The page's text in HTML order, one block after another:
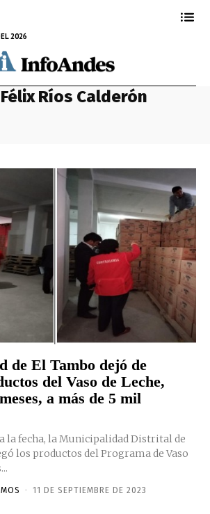
2026
Félix Ríos Calderón
de El Tambo dejó de
del Vaso de Leche,
a más de 5 mil
la fecha, la Municipalidad Distrital de
los productos del Programa de Vaso
- 11 DE SEPTIEMBRE DE 2023